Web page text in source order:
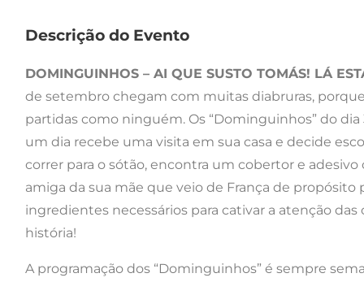
Descrição do Evento
DOMINGUINHOS – AI QUE SUSTO TOMÁS! LÁ
de setembro chegam com muitas diabruras,
partidas como ninguém. Os “Dominguinhos” do
um dia recebe uma visita em sua casa e decide
correr para o sótão, encontra um cobertor e adesivo
amiga da sua mãe que veio de França de
ingredientes necessários para cativar a atenção
história!
A programação dos “Dominguinhos” é sempre